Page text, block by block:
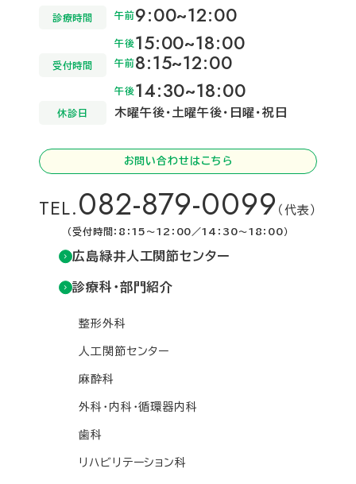
診療時間 午前9:00~12:00
午後15:00~18:00
受付時間 午前8:15~12:00
午後14:30~18:00
休診日 木曜午後・土曜午後・日曜・祝日
お問い合わせはこちら
TEL.082-879-0099 （代表）
（受付時間：8：15～12：00／14：30～18：00）
広島緑井人工関節センター
診療科・部門紹介
整形外科
人工関節センター
麻酔科
外科・内科・循環器内科
歯科
リハビリテーション科